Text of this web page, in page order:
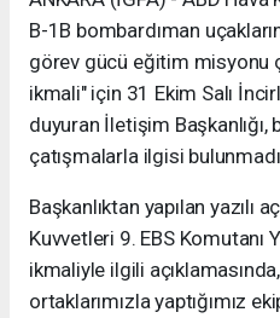
B-1B bombardıman
görev gücü eğitim misyonu
ikmali" için 31 Ekim Salı
duyuran İletişim Başkanlığı,
çatışmalarla ilgisi
Başkanlıktan yapılan yazılı
Kuvvetleri 9. EBS Komutanı
ikmaliyle ilgili
ortaklarımızla yaptığımız